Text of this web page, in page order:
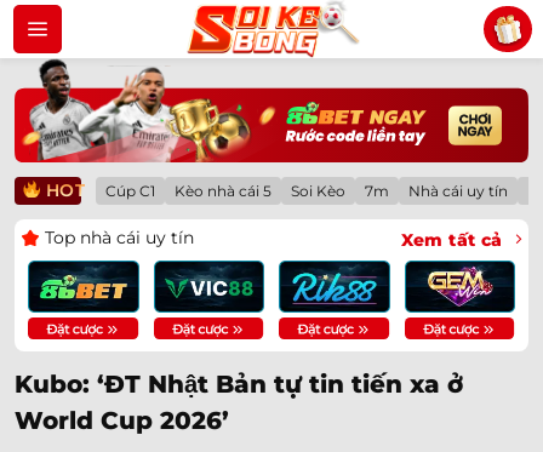
Bỏ
qua
dung
HOT Cúp C1 Kèo nhà cái 5 Soi Kèo 7m Nhà cái uy tín
Top nhà cái uy tín Xem tất cả
Kubo: ‘ĐT Nhật Bản tự tin tiến xa ở
World Cup 2026’